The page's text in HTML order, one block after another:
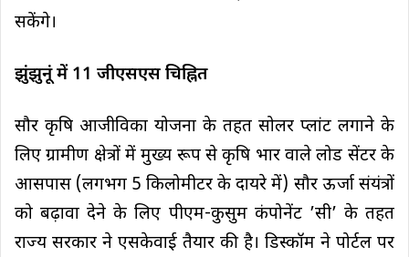
सकेंगे।
झुंझुनूं में 11 जीएसएस चिह्नित
सौर कृषि आजीविका योजना के तहत सोलर प्लांट लगाने के
लिए ग्रामीण क्षेत्रों में मुख्य रूप से कृषि भार वाले लोड सेंटर के
आसपास (लगभग 5 किलोमीटर के दायरे में) सौर ऊर्जा संयंत्रों
को बढ़ावा देने के लिए पीएम-कुसुम कंपोनेंट ’सी’ के तहत
राज्य सरकार ने एसकेवाई तैयार की है। डिस्कॉम ने पोर्टल पर